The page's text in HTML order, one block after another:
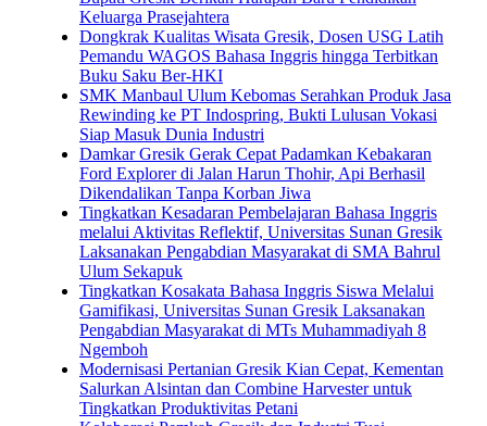
Keluarga Prasejahtera
Dongkrak Kualitas Wisata Gresik, Dosen USG Latih
Pemandu WAGOS Bahasa Inggris hingga Terbitkan
Buku Saku Ber-HKI
SMK Manbaul Ulum Kebomas Serahkan Produk Jasa
Rewinding ke PT Indospring, Bukti Lulusan Vokasi
Siap Masuk Dunia Industri
Damkar Gresik Gerak Cepat Padamkan Kebakaran
Ford Explorer di Jalan Harun Thohir, Api Berhasil
Dikendalikan Tanpa Korban Jiwa
Tingkatkan Kesadaran Pembelajaran Bahasa Inggris
melalui Aktivitas Reflektif, Universitas Sunan Gresik
Laksanakan Pengabdian Masyarakat di SMA Bahrul
Ulum Sekapuk
Tingkatkan Kosakata Bahasa Inggris Siswa Melalui
Gamifikasi, Universitas Sunan Gresik Laksanakan
Pengabdian Masyarakat di MTs Muhammadiyah 8
Ngemboh
Modernisasi Pertanian Gresik Kian Cepat, Kementan
Salurkan Alsintan dan Combine Harvester untuk
Tingkatkan Produktivitas Petani